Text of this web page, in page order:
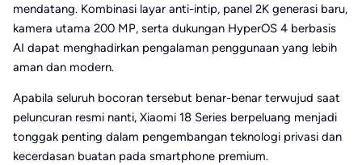
mendatang. Kombinasi layar anti-intip, panel 2K generasi baru,
kamera utama 200 MP, serta dukungan HyperOS 4 berbasis
AI dapat menghadirkan pengalaman penggunaan yang lebih
aman dan modern.
Apabila seluruh bocoran tersebut benar-benar terwujud saat
peluncuran resmi nanti, Xiaomi 18 Series berpeluang menjadi
tonggak penting dalam pengembangan teknologi privasi dan
kecerdasan buatan pada smartphone premium.